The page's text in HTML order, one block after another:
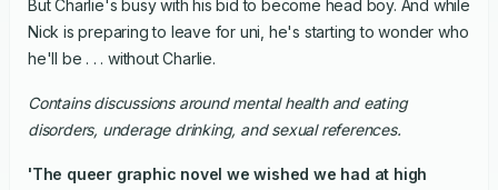
But Charlie's busy with his bid to become head boy. And while
Nick is preparing to leave for uni, he's starting to wonder who
he'll be . . . without Charlie.
Contains discussions around mental health and eating
disorders, underage drinking, and sexual references.
'The queer graphic novel we wished we had at high